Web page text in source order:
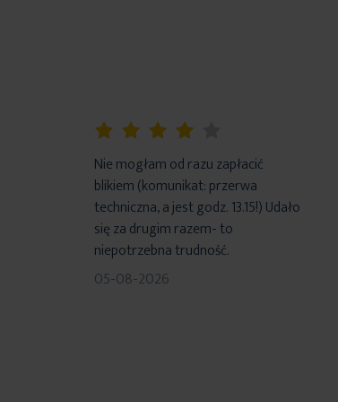
Nie mogłam od razu zapłacić
blikiem (komunikat: przerwa
techniczna, a jest godz. 13.15!) Udało
się za drugim razem- to
niepotrzebna trudność.
05-08-2026